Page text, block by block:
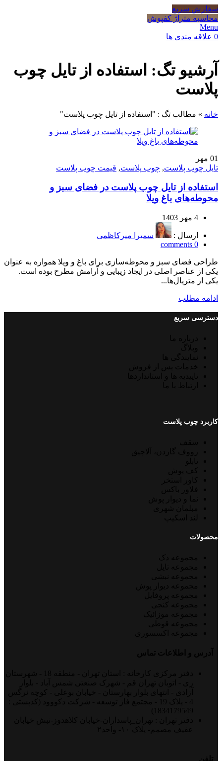
سفارش سریع
محاسبه متراژ کفپوش
Menu
0 علاقه مندی ها
آرشیو تگ: استفاده از تایل چوب
پلاست
خانه » مطالب تگ : "استفاده از تایل چوب پلاست"
01 مهر
تایل چوب پلاست, چوب پلاست, قیمت چوب پلاست
استفاده از تایل چوب پلاست در فضای سبز و
محوطه‌های باغ ویلا
4 مهر 1403
ارسال :
سمیرا میرکاظمی
0
comments
طراحی فضای سبز و محوطه‌سازی برای باغ و ویلا همواره به عنوان
یکی از عناصر اصلی در ایجاد زیبایی و آرامش مطرح بوده است.
یکی از متریال‌ها...
ادامه مطلب
دسترسی سریع
کاربرد چوب پلاست
محصولات